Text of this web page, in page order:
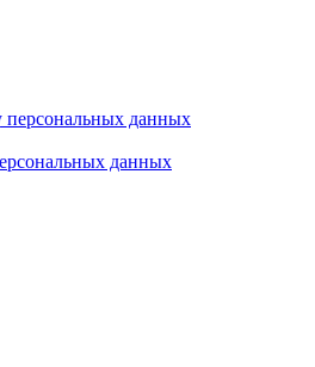
персональных данных
данных